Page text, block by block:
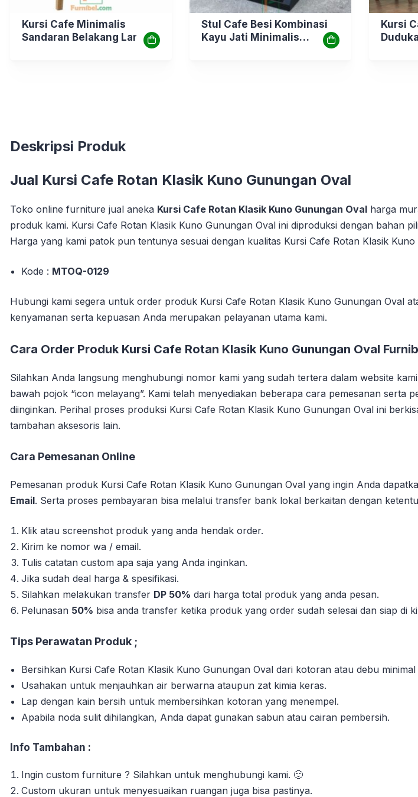
Kursi Cafe Minimalis
Sandaran Belakang Lancip
Stul Cafe Besi Kombinasi
Kayu Jati Minimalis
Kursi
Deskripsi Produk
Jual Kursi Cafe Rotan Klasik Kuno Gunungan Oval
Toko online furniture jual aneka Kursi Cafe Rotan Klasik Kuno Gunungan Oval harga
produk kami. Kursi Cafe Rotan Klasik Kuno Gunungan Oval ini diproduksi dengan bahan
Harga yang kami patok pun tentunya sesuai dengan kualitas Kursi Cafe Rotan Klasik
Kode : MTOQ-0129
Hubungi kami segera untuk order produk Kursi Cafe Rotan Klasik Kuno Gunungan Oval
kenyamanan serta kepuasan Anda merupakan pelayanan utama kami.
Cara Order Produk Kursi Cafe Rotan Klasik Kuno Gunungan Oval
Silahkan Anda langsung menghubungi nomor kami yang sudah tertera dalam website
bawah pojok “icon melayang”. Kami telah menyediakan beberapa cara pemesanan
diinginkan. Perihal proses produksi Kursi Cafe Rotan Klasik Kuno Gunungan Oval ini
tambahan aksesoris lain.
Cara Pemesanan Online
Pemesanan produk Kursi Cafe Rotan Klasik Kuno Gunungan Oval yang ingin Anda
Email. Serta proses pembayaran bisa melalui transfer bank lokal berkaitan dengan
Klik atau screenshot produk yang anda hendak order.
Kirim ke nomor wa / email.
Tulis catatan custom apa saja yang Anda inginkan.
Jika sudah deal harga & spesifikasi.
Silahkan melakukan transfer DP 50% dari harga total produk yang anda pesan.
Pelunasan 50% bisa anda transfer ketika produk yang order sudah selesai dan siap di
Tips Perawatan Produk ;
Bersihkan Kursi Cafe Rotan Klasik Kuno Gunungan Oval dari kotoran atau debu minimal
Usahakan untuk menjauhkan air berwarna ataupun zat kimia keras.
Lap dengan kain bersih untuk membersihkan kotoran yang menempel.
Apabila noda sulit dihilangkan, Anda dapat gunakan sabun atau cairan pembersih.
Info Tambahan :
Ingin custom furniture ? Silahkan untuk menghubungi kami. 🙂
Custom ukuran untuk menyesuaikan ruangan juga bisa pastinya.